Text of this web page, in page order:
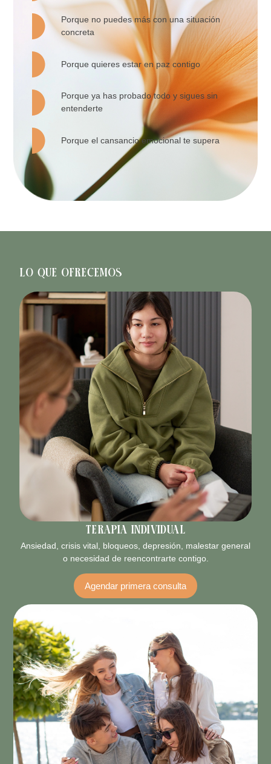
Porque no puedes más con una situación
concreta
Porque quieres estar en paz contigo
Porque ya has probado todo y sigues sin
entenderte
Porque el cansancio emocional te supera
LO QUE OFRECEMOS
Terapia individual
Ansiedad, crisis vital, bloqueos, depresión, malestar general
o necesidad de reencontrarte contigo.
Agendar primera consulta